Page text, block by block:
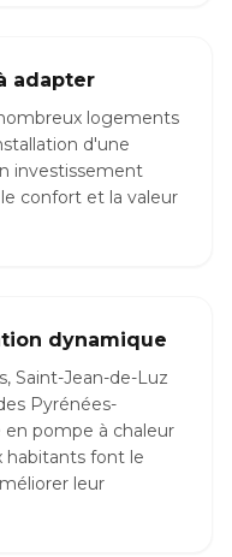
adapter
logements
d'une
investissement
confort et la valeur
dynamique
Saint-Jean-de-Luz
Pyrénées-
pompe à chaleur
habitants font le
leur